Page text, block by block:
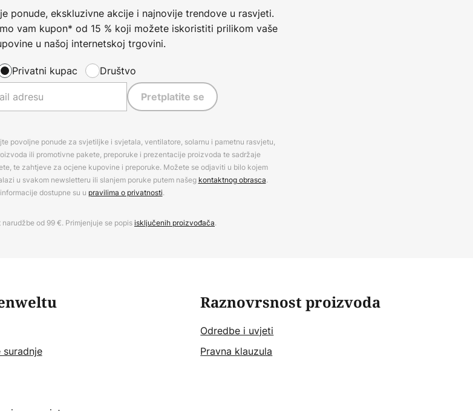
ponude, ekskluzivne akcije i najnovije trendove u rasvjeti.
vam kupon* od 15 % koji možete iskoristiti prilikom vaše
u našoj internetskoj trgovini.
Privatni kupac Društvo
Pretplatite se
povoljne ponude za svjetiljke i svjetala, ventilatore, solarnu i pametnu rasvjetu,
ili promotivne pakete, preporuke i prezentacije proizvoda te sadržaje
te zahtjeve za ocjene kupovine i preporuke. Možete se odjaviti u bilo kojem
u svakom newsletteru ili slanjem poruke putem našeg kontaktnog obrasca.
dostupne su u pravilima o privatnosti.
od 99 €. Primjenjuje se popisisključenih proizvođača.
suradnje
Raznovrsnost proizvoda
Odredbe i uvjeti
Pravna klauzula